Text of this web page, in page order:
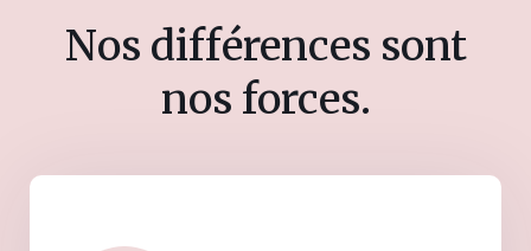
Nos différences sont
nos forces.